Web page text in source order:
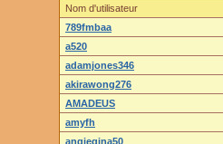
Nom d'utilisateur
789fmbaa
a520
adamjones346
akirawong276
AMADEUS
amyfh
angiegina50